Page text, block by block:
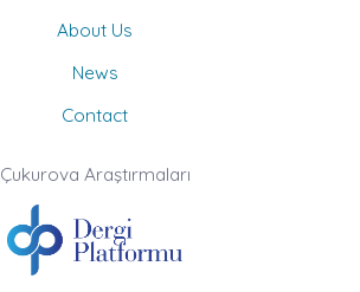
About Us
News
Contact
Çukurova Araştırmaları